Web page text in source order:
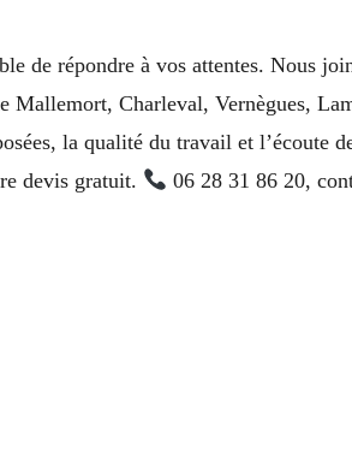
de répondre à vos attentes. Nous
Charleval, Vernègues,
la qualité du travail et l’écoute
devis gratuit.
06 28 31 86 20,